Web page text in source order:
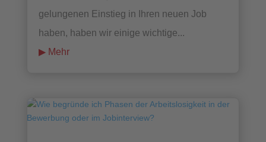
gelungenen Einstieg in Ihren neuen Job
haben, haben wir einige wichtige...
mehr lesen